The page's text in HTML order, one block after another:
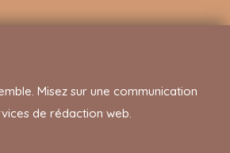
Misez sur une communication
de rédaction web.